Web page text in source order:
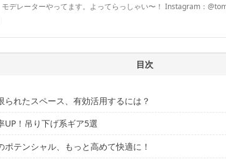
モデレーターやってます。よってらっしゃい〜！ Instagram：
目次
られたスペース、有効活用するには？
UP！吊り下げ系ギア5選
ソフトハンギングバー」
ポテンシャル、もっと高めて快適に！